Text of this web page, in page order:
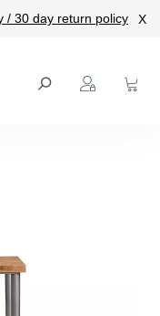
/ 30 day return policy X